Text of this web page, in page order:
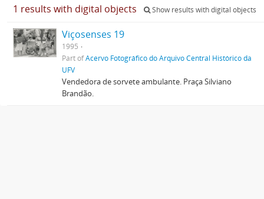
1 results with digital objects Show results with digital objects
Viçosenses 19
1995
Part ofAcervo Fotográfico do Arquivo Central Histórico da
UFV
Vendedora de sorvete ambulante. Praça Silviano
Brandão.